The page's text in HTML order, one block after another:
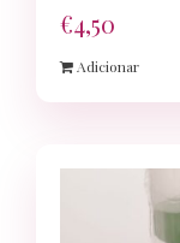
€4,50
Adicionar